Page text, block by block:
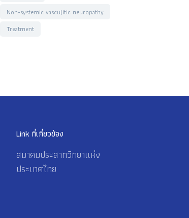
Non-systemic vasculitic neuropathy
Treatment
Link ที่เกี่ยวข้อง
สมาคมประสาทวิทยาแห่ง
ประเทศไทย